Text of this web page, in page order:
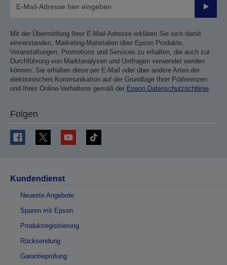
Mit der Übermittlung Ihrer E-Mail-Adresse erklären Sie sich damit
einverstanden, Marketing-Materialien über Epson Produkte,
Veranstaltungen, Promotions und Services zu erhalten, die auch zur
Durchführung von Marktanalysen und Umfragen verwendet werden
können. Sie erhalten diese per E-Mail oder über andere Arten der
elektronischen Kommunikation auf der Grundlage Ihrer Präferenzen
und Ihres Online-Verhaltens gemäß der Epson Datenschutzrichtlinie
Folgen
Kundendienst
Neueste Angebote
Sparen mit Epson
Produktregistrierung
Rücksendung
Garantieprüfung